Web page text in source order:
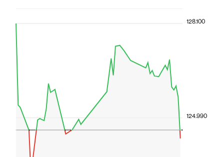
124.990
128.100